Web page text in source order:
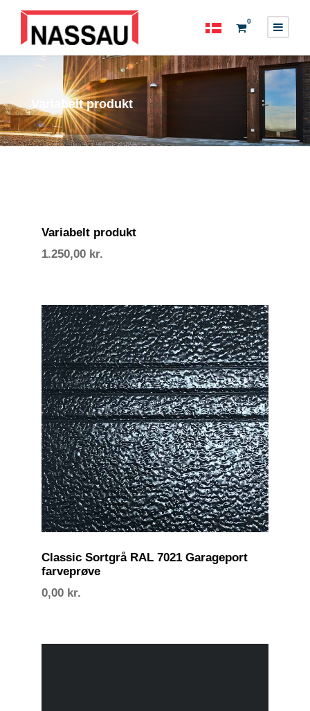
0
Variabelt produkt
Variabelt produkt
1.250,00 kr.
Classic Sortgrå RAL 7021 Garageport
farveprøve
0,00 kr.